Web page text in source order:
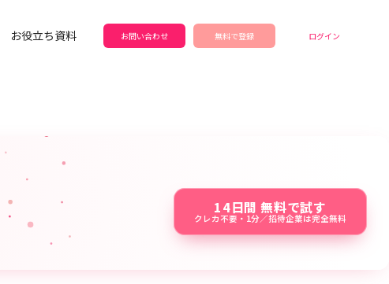
お役立ち資料 お問い合わせ 無料で登録 ログイン
14日間 無料で試す
クレカ不要・1分／招待企業は完全無料